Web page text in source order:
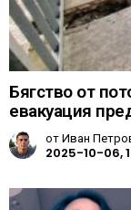
Бягство от
евакуация
отИван
2025-10-06,